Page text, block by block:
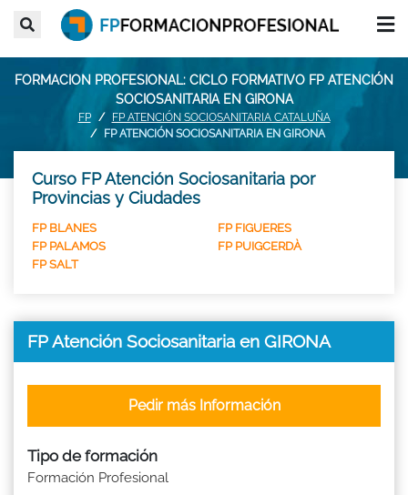
FORMACION PROFESIONAL: CICLO FORMATIVO FP ATENCIÓN
SOCIOSANITARIA EN GIRONA
FP
FP ATENCIÓN SOCIOSANITARIA CATALUÑA
FP ATENCIÓN SOCIOSANITARIA EN GIRONA
Curso FP Atención Sociosanitaria por
Provincias y Ciudades
FP BLANES
FP FIGUERES
FP PALAMOS
FP PUIGCERDÀ
FP SALT
FP Atención Sociosanitaria en GIRONA
Tipo de formación
Formación Profesional
Pedir más Información